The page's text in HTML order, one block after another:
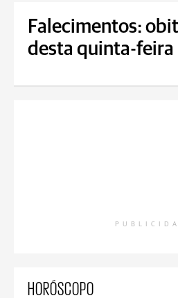
Falecimentos:
desta quinta-feira
HORÓSCOPO